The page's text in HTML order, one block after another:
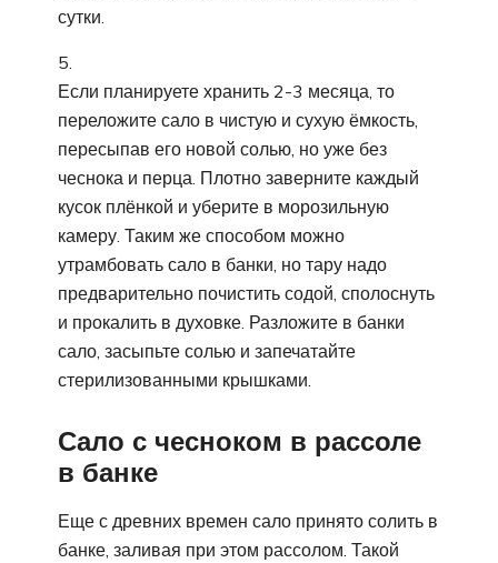
сутки.
Если планируете хранить 2-3 месяца, то
переложите сало в чистую и сухую ёмкость,
пересыпав его новой солью, но уже без
чеснока и перца. Плотно заверните каждый
кусок плёнкой и уберите в морозильную
камеру. Таким же способом можно
утрамбовать сало в банки, но тару надо
предварительно почистить содой, сполоснуть
и прокалить в духовке. Разложите в банки
сало, засыпьте солью и запечатайте
стерилизованными крышками.
Сало с чесноком в рассоле
в банке
Еще с древних времен сало принято солить в
банке, заливая при этом рассолом. Такой